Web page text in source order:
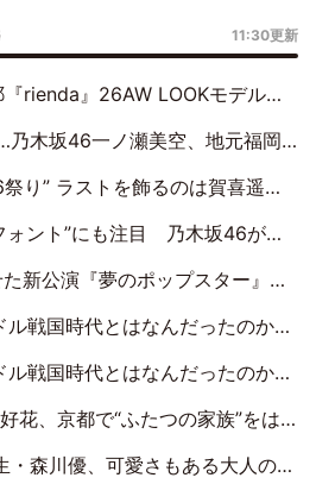
11:30更新
』26AW LOOKモデルに就任
空、地元福岡『めんべい25周年トップサポーター』に就任
喜遥香…5年ぶりの登場に「5年分大人になった私を見ていただけたら」
目 乃木坂46が挑んだ書道パフォーマンスの舞台裏
のポップスター』 初日から全身全霊のステージ
川未鈴×相沢梨紗「『ハロプロやりたかったな』って言ったら、夢眠ねむさんに『てめえはでんぱ組．incなんだよ！』って肩パンされて(笑)」
中学・真山りか×安本彩花「TIFで10年ぶりのキョンシーメイクをしたら、場を完全に引かせてしまって。時代が変わったんだなって」
族”をはしご！ “母”黒谷友香に見送られ、“父”松岡昌宏とはハシゴ酒
森川優、可愛さもある大人の女性に